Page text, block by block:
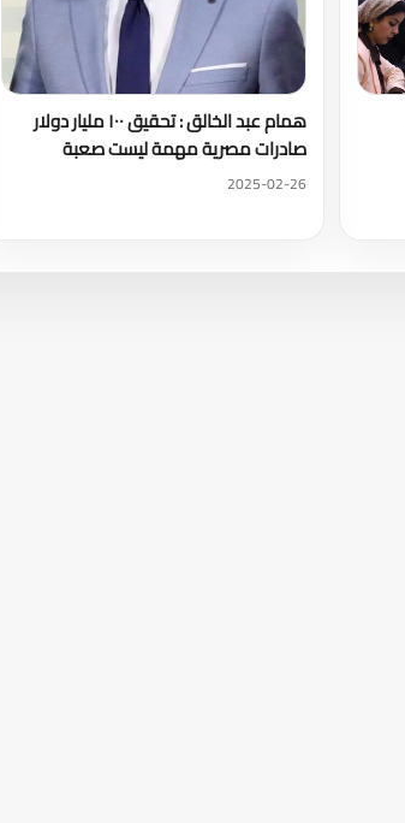
همام عبد الخالق : تحقيق ١٠٠ مليار دولار
صادرات مصرية مهمة ليست صعبة
2025-02-26